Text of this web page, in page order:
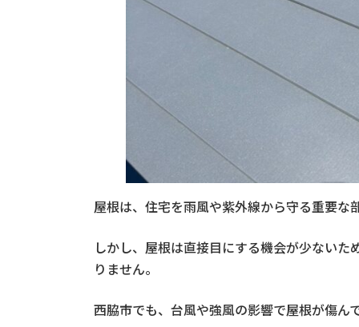
屋根は、住宅を雨風や紫外線から守る重要な
しかし、屋根は直接目にする機会が少ない
りません。
西脇市でも、台風や強風の影響で屋根が傷ん